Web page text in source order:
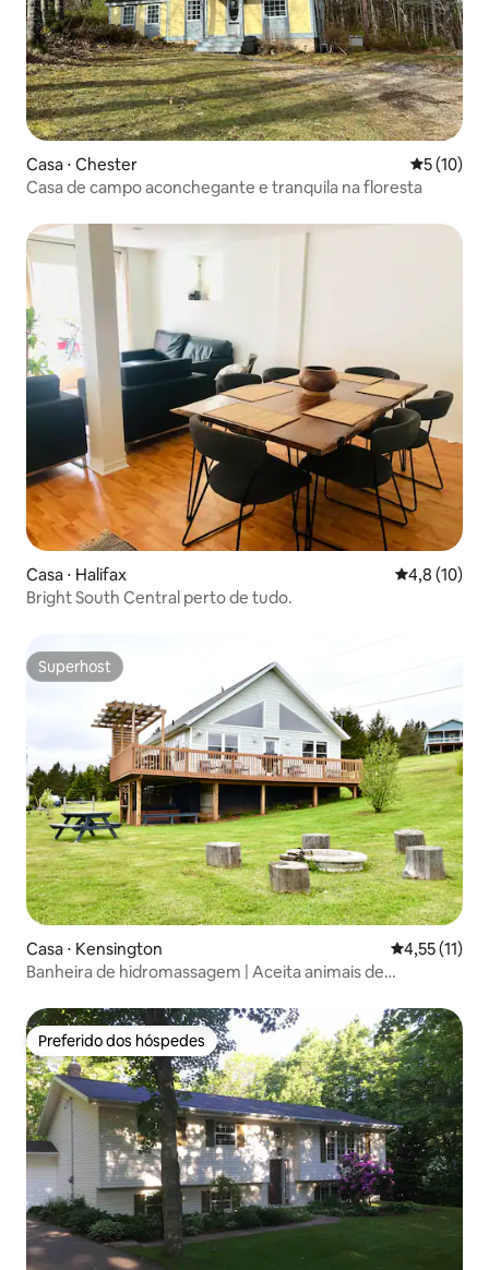
Casa ⋅ Chester 5 de uma
5 (10)
Casa de campo aconchegante e tranquila na floresta
Casa ⋅ Halifax 4,8 de uma
4,8 (10)
Bright South Central perto de tudo.
Superhost
Superhost
Casa ⋅ Kensington 4,55 de uma
4,55 (11)
Banheira de hidromassagem | Aceita animais de
Preferido dos hóspedes
Preferido dos hóspedes